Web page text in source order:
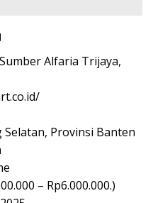
Alfaria Trijaya,
Provinsi Banten
– Rp6.000.000.)